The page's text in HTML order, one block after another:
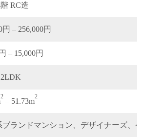
RC造
円 – 256,000円
– 15,000円
2
– 51.73m
2
ブランドマンション、デザイナーズ、